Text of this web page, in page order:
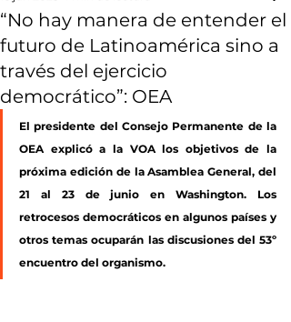
“No hay manera de entender el
futuro de Latinoamérica sino a
través del ejercicio
democrático”: OEA
El presidente del Consejo Permanente de la
OEA explicó a la VOA los objetivos de la
próxima edición de la Asamblea General, del
21 al 23 de junio en Washington. Los
retrocesos democráticos en algunos países y
otros temas ocuparán las discusiones del 53º
encuentro del organismo.